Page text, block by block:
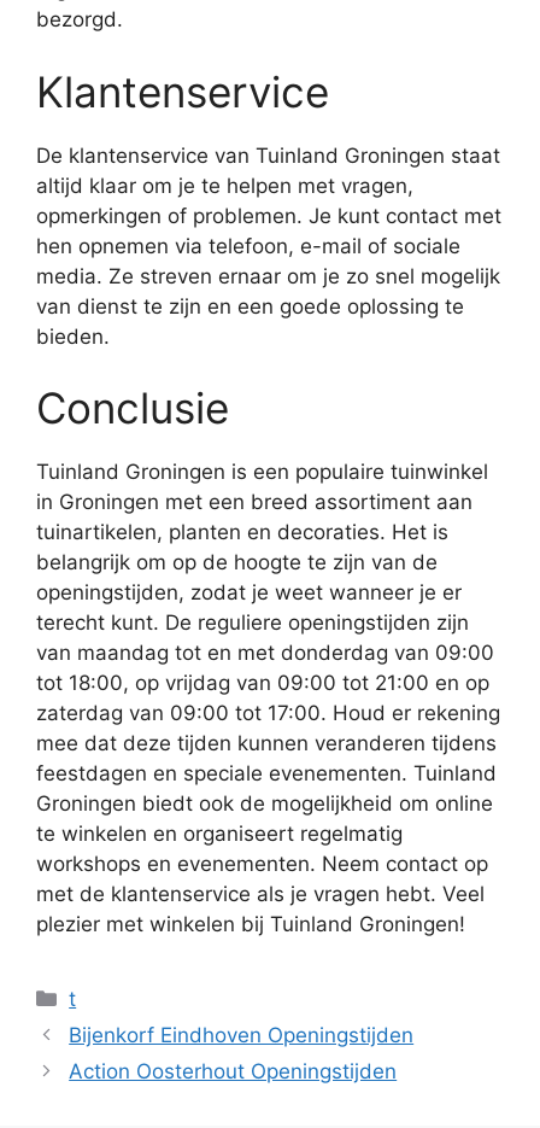
bezorgd.
Klantenservice
De klantenservice van Tuinland Groningen staat
altijd klaar om je te helpen met vragen,
opmerkingen of problemen. Je kunt contact met
hen opnemen via telefoon, e-mail of sociale
media. Ze streven ernaar om je zo snel mogelijk
van dienst te zijn en een goede oplossing te
bieden.
Conclusie
Tuinland Groningen is een populaire tuinwinkel
in Groningen met een breed assortiment aan
tuinartikelen, planten en decoraties. Het is
belangrijk om op de hoogte te zijn van de
openingstijden, zodat je weet wanneer je er
terecht kunt. De reguliere openingstijden zijn
van maandag tot en met donderdag van 09:00
tot 18:00, op vrijdag van 09:00 tot 21:00 en op
zaterdag van 09:00 tot 17:00. Houd er rekening
mee dat deze tijden kunnen veranderen tijdens
feestdagen en speciale evenementen. Tuinland
Groningen biedt ook de mogelijkheid om online
te winkelen en organiseert regelmatig
workshops en evenementen. Neem contact op
met de klantenservice als je vragen hebt. Veel
plezier met winkelen bij Tuinland Groningen!
Categorieën
t
Bijenkorf Eindhoven Openingstijden
Action Oosterhout Openingstijden